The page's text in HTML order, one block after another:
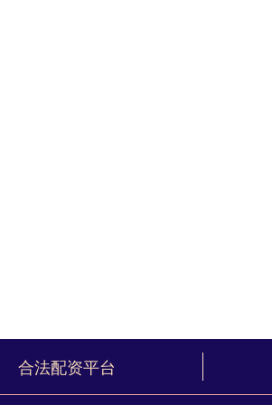
合法配资平台